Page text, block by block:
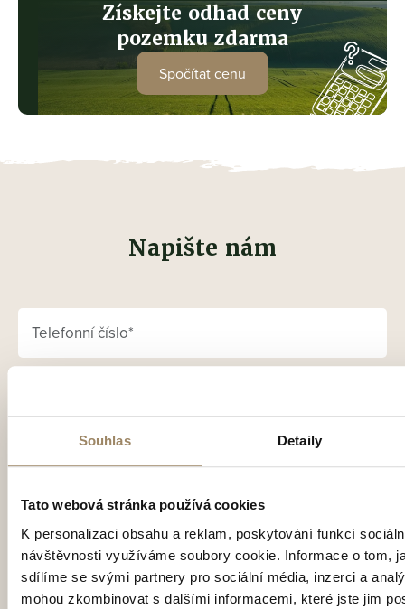
Souhlas Detaily
Tato webová stránka používá cookies
K personalizaci obsahu a reklam, poskytování funkcí
návštěvnosti využíváme soubory cookie. Informace o tom,
sdílíme se svými partnery pro sociální média, inzerci a
mohou zkombinovat s dalšími informacemi, které jste jim
Získejte odhad ceny
pozemku zdarma
Spočítat cenu
Napište nám
Vaše osobní údaje zpracováváme v souladu se Zásadami
pro zpracování a ochranu osobních údajů, v nichž